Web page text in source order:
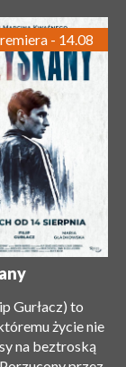
Gurłacz) to
życie nie
na beztroską
- 14.08